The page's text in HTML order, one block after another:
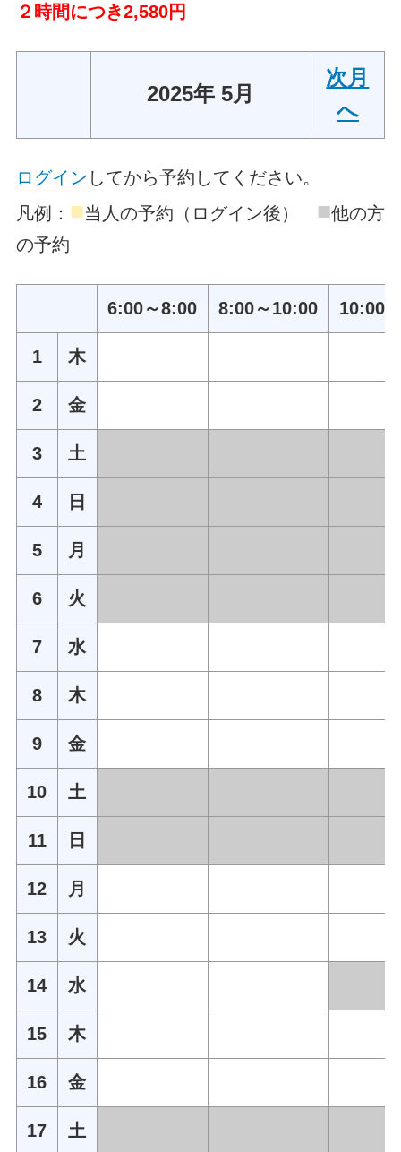
２時間につき2,580円
2025年 5月
次月
へ
ログイン してから予約してください。
凡例： ■当人の予約（ログイン後） ■他の方
の予約
6:00～8:00 8:00～10:00 10:00
1 木
2 金
3 土
4 日
5 月
6 火
7 水
8 木
9 金
10 土
11 日
12 月
13 火
14 水
15 木
16 金
17 土